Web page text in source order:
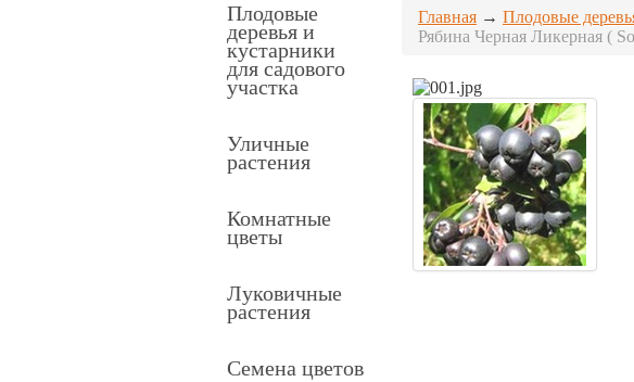
Плодовые
деревья и
кустарники
для садового
участка
Уличные
растения
Комнатные
цветы
Луковичные
растения
Семена цветов
Главная → Плодовые
Рябина Черная Ликерная (